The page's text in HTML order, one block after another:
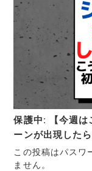
保護中: 【今週は
ーンが出現した
この投稿はパスワ
ません。